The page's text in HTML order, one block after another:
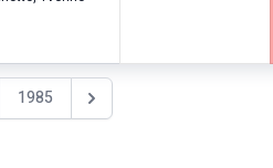
1985 Nästa år